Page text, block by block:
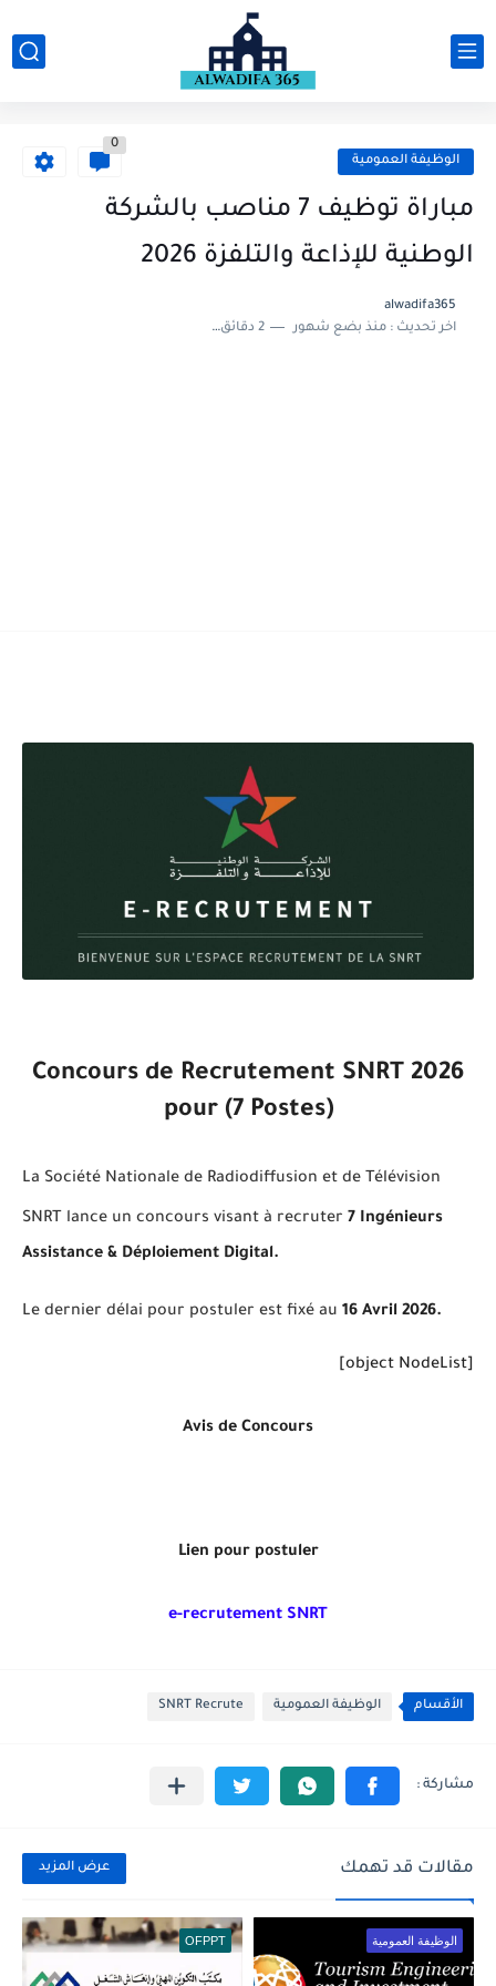
الوظيفة العمومية
0
مباراة توظيف 7 مناصب بالشركة
الوطنية للإذاعة والتلفزة 2026
alwadifa365
اخر تحديث :منذ بضع شهور 2 دقائق للقراءة
Concours de Recrutement SNRT 2026
pour (7 Postes)
La Société Nationale de Radiodiffusion et de Télévision
SNRT lance un concours visant à recruter 7 Ingénieurs
Assistance & Déploiement Digital.
Le dernier délai pour postuler est fixé au 16 Avril 2026.
[object NodeList]
Avis de Concours
Lien pour postuler
e-recrutement SNRT
الأقسام الوظيفة العمومية SNRT Recrute
مقالات قد تهمك عرض المزيد
الوظيفة العمومية OFPPT